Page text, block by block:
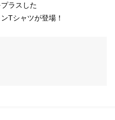
ラスした
Tシャツが登場！